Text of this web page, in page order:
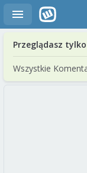
Przeglądasz
Wszystkie